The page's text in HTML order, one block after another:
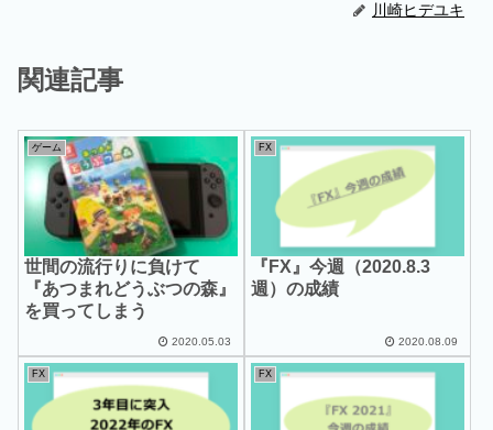
川崎ヒデユキ
関連記事
ゲーム
世間の流行りに負けて
『あつまれどうぶつの森』
を買ってしまう
2020.05.03
FX
『FX』今週（2020.8.3
週）の成績
2020.08.09
FX FX